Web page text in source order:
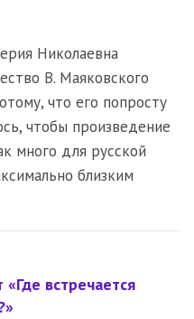
Николаевна
В. Маяковского
что его попросту
чтобы произведение
много для русской
близким
встречается